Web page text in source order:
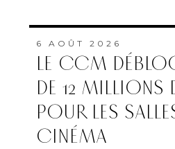
6 AOÛT 2026
LE CCM
DE 12 MILLIONS
POUR LES
CINÉMA